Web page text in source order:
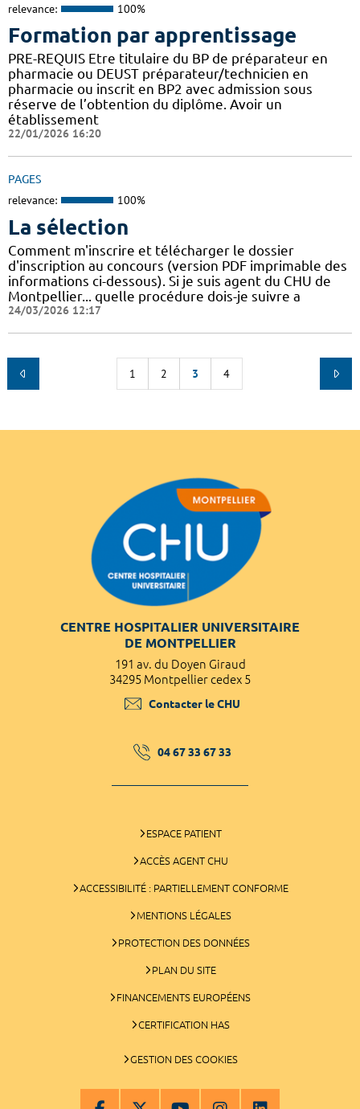
relevance: 100%
Formation par apprentissage
PRE-REQUIS Etre titulaire du BP de préparateur en
pharmacie ou DEUST préparateur/technicien en
pharmacie ou inscrit en BP2 avec admission sous
réserve de l’obtention du diplôme. Avoir un
établissement
22/01/2026 16:20
PAGES
relevance: 100%
La sélection
Comment m'inscrire et télécharger le dossier
d'inscription au concours (version PDF imprimable des
informations ci-dessous). Si je suis agent du CHU de
Montpellier... quelle procédure dois-je suivre a
24/03/2026 12:17
1 2 3 4
CENTRE HOSPITALIER UNIVERSITAIRE
DE MONTPELLIER
191 av. du Doyen Giraud
34295 Montpellier cedex 5
Contacter le CHU
04 67 33 67 33
ESPACE PATIENT
ACCÈS AGENT CHU
ACCESSIBILITÉ : PARTIELLEMENT CONFORME
MENTIONS LÉGALES
PROTECTION DES DONNÉES
PLAN DU SITE
FINANCEMENTS EUROPÉENS
CERTIFICATION HAS
GESTION DES COOKIES